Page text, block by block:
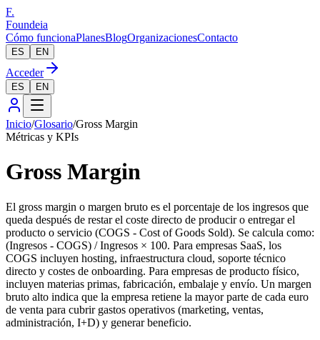
F.
Foundeia
Cómo funcionaPlanesBlogOrganizacionesContacto
ES EN
Acceder
ES EN
Inicio/Glosario/Gross Margin
Métricas y KPIs
Gross Margin
El gross margin o margen bruto es el porcentaje de los ingresos que
queda después de restar el coste directo de producir o entregar el
producto o servicio (COGS - Cost of Goods Sold). Se calcula como:
(Ingresos - COGS) / Ingresos × 100. Para empresas SaaS, los
COGS incluyen hosting, infraestructura cloud, soporte técnico
directo y costes de onboarding. Para empresas de producto físico,
incluyen materias primas, fabricación, embalaje y envío. Un margen
bruto alto indica que la empresa retiene la mayor parte de cada euro
de venta para cubrir gastos operativos (marketing, ventas,
administración, I+D) y generar beneficio.